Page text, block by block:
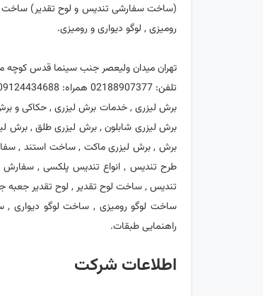
(ساخت سفارشی تندیس و لوح تقدیر) ساخت
رومیزی , لوگو دیواری و رومیزی.
تهران میدان ولیعصر جنب سینما قدس کوچه مینو
تلفن: 02188907377 همراه: 09124434688
برش لیزری , خدمات برش لیزری , حکاکی و
برش لیزری شابلون , برش لیزری طلق , برش
برش , برش لیزری ماکت , ساخت استند ,
طرح تندیس , انواع تندیس پلکسی ,
تندیس , ساخت لوح تقدیر , لوح تقدیر
ساخت لوگو رومیزی , ساخت لوگو دیواری ,
راهنمایی طبقات.
اطلاعات شرکت